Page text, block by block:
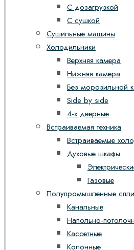
С дозагрузкой
С сушкой
Сушильные машины
Холодильники
Верхняя камера
Нижняя камера
Без морозильной
Side by side
4-х дверные
Встраиваемая техника
Встраиваемые
Духовые шкафы
Газовые
Полупромышленные
Канальные
Напольно-
Кассетные
Колонные